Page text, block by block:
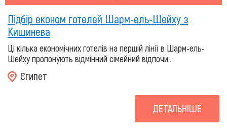
Підбір економ готелей Шарм-ель-Шейху з
Кишинева
Ці кілька економічних готелів на першій лінії в Шарм-ель-
Шейху пропонують відмінний сімейний відпочи...
Єгипет
ДЕТАЛЬНІШЕ